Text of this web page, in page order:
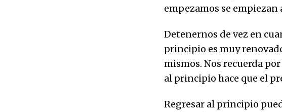
empezamos se empiezan
Detenernos de vez en
principio es muy
mismos. Nos recuerda
al principio hace que el
Regresar al principio